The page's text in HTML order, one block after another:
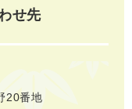
せ先
20番地